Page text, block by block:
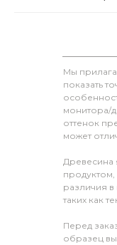
Мы
показать
монитора/
оттенок
может
Древесина
продуктом,
различия в
таких как
Перед
образец